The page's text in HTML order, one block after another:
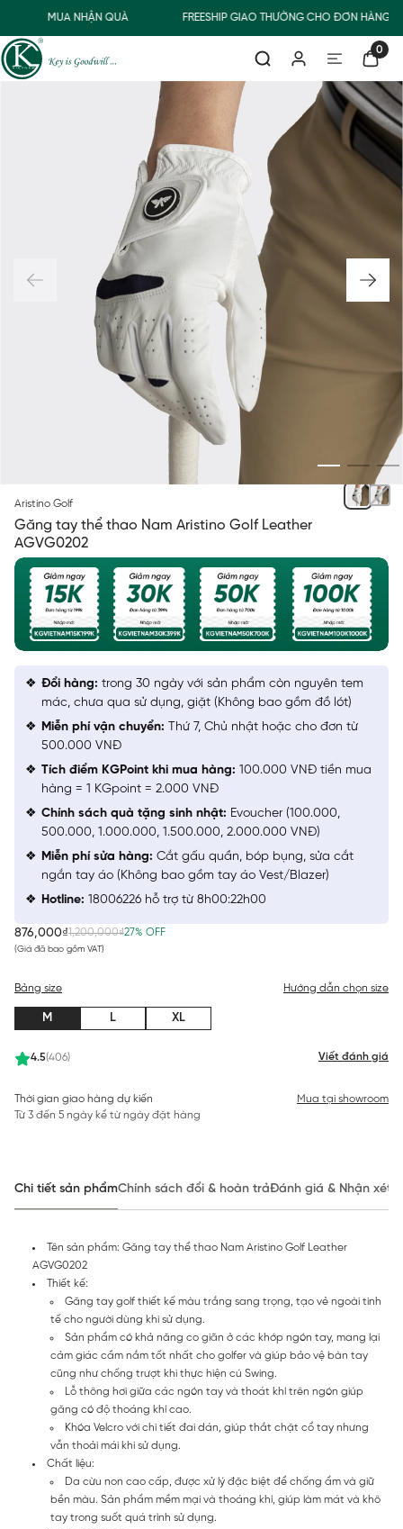
MUA NHẬN QUÀ FREESHIP GIAO THƯỜNG CHO ĐƠN HÀNG
0
Aristino Golf
Găng tay thể thao Nam Aristino Golf Leather
AGVG0202
876,000₫1,200,000₫27% OFF
(Giá đã bao gồm VAT)
4.5(406) Viết đánh giá
MÀU TRẮNG 1
Bảng size Hướng dẫn chọn size
M L XL
Thời gian giao hàng dự kiến
Từ 3 đến 5 ngày kể từ ngày đặt hàng
Mua tại showroom
Đổi hàng: trong 30 ngày với sản phẩm còn nguyên tem
mác, chưa qua sử dụng, giặt (Không bao gồm đồ lót)
Miễn phí vận chuyển: Thứ 7, Chủ nhật hoặc cho đơn từ
500.000 VNĐ
Tích điểm KGPoint khi mua hàng: 100.000 VNĐ tiền mua
hàng = 1 KGpoint = 2.000 VNĐ
Chính sách quà tặng sinh nhật: Evoucher (100.000,
500.000, 1.000.000, 1.500.000, 2.000.000 VNĐ)
Miễn phí sửa hàng: Cắt gấu quần, bóp bụng, sửa cắt
ngắn tay áo (Không bao gồm tay áo Vest/Blazer)
Hotline: 18006226 hỗ trợ từ 8h00:22h00
Chi tiết sản phẩmChính sách đổi & hoàn trảĐánh giá & Nhận xét
Tên sản phẩm: Găng tay thể thao Nam Aristino Golf Leather
AGVG0202
Thiết kế:
Găng tay golf thiết kế màu trắng sang trọng, tạo vẻ ngoài tinh
tế cho người dùng khi sử dụng.
Sản phẩm có khả năng co giãn ở các khớp ngón tay, mang lại
cảm giác cầm nắm tốt nhất cho golfer và giúp bảo vệ bàn tay
cũng như chống trượt khi thực hiện cú Swing.
Lỗ thông hơi giữa các ngón tay và thoát khí trên ngón giúp
găng có độ thoáng khí cao.
Khóa Velcro với chi tiết đai dán, giúp thắt chặt cổ tay nhưng
vẫn thoải mái khi sử dụng.
Chất liệu:
Da cừu non cao cấp, được xử lý đặc biệt để chống ẩm và giữ
bền màu. Sản phẩm mềm mại và thoáng khí, giúp làm mát và khô
tay trong suốt quá trình sử dụng.